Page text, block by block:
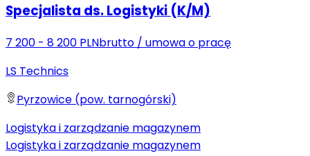
Specjalista ds. Logistyki (K/M)
7 200 - 8 200 PLNbrutto / umowa o pracę
LS Technics
Pyrzowice (pow. tarnogórski)
Logistyka i zarządzanie magazynem
Logistyka i zarządzanie magazynem